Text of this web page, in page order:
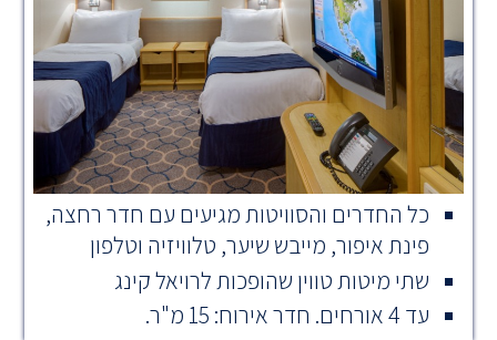
כל החדרים והסוויטות מגיעים עם חדר רחצה,
פינת איפור, מייבש שיער, טלוויזיה וטלפון
שתי מיטות טווין שהופכות לרויאל קינג
עד 4 אורחים. חדר אירוח: 15 מ"ר.